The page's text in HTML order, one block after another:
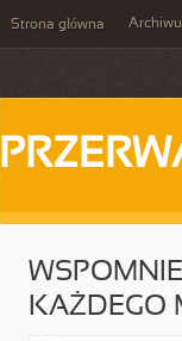
Strona główna
KAŻDEGO